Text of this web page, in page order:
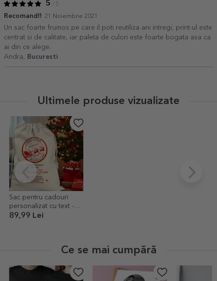
5 / 5
Recomand!! 21 Noiembrie 2021
Un sac foarte frumos pe care il poti reutiliza ani intregi, print-ul este
centrat si de calitate, iar paleta de culori este foarte bogata asa ca
ai din ce alege.
Andra,
Bucuresti
Ultimele produse vizualizate
Sac pentru cadouri
personalizat cu text -
Livrare specială
89,99 Lei
Ce se mai cumpără